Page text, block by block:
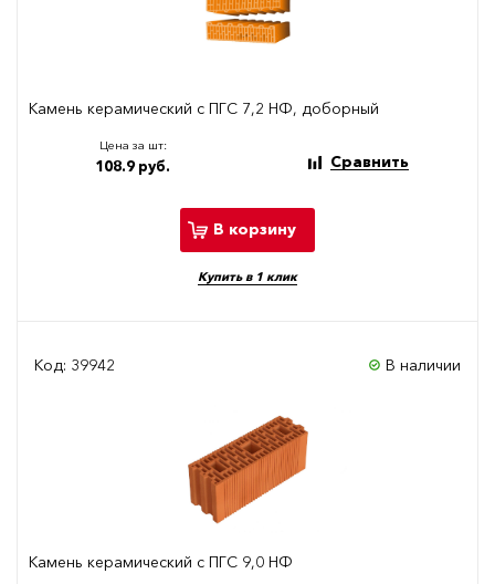
Камень керамический с ПГС 7,2 НФ, доборный
Цена за шт:
108.9 руб. Сравнить
В корзину
Купить в 1 клик
Код: 39942 В наличии
Камень керамический с ПГС 9,0 НФ